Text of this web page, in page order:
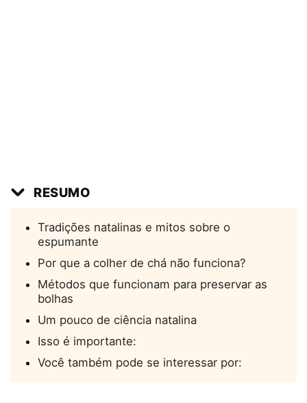
RESUMO
Tradições natalinas e mitos sobre o
espumante
Por que a colher de chá não funciona?
Métodos que funcionam para preservar as
bolhas
Um pouco de ciência natalina
Isso é importante:
Você também pode se interessar por: